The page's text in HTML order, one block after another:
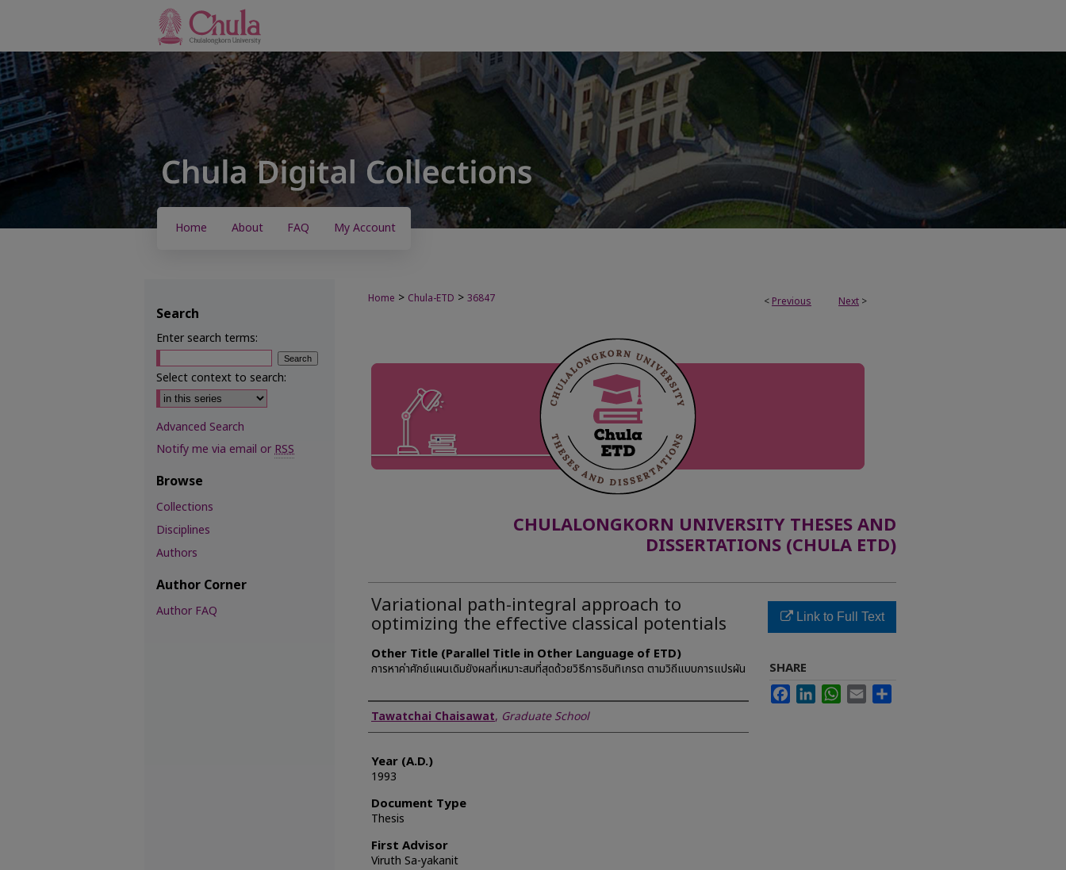
Home About FAQ My Account
< Previous Next >
Home > Chula-ETD > 36847
CHULALONGKORN UNIVERSITY THESES AND
DISSERTATIONS (CHULA ETD)
Variational path-integral approach to
optimizing the effective classical potentials
Other Title (Parallel Title in Other Language of ETD)
การหาค่าศักย์แผนเดิมยังผลที่เหมาะสมที่สุดด้วยวิธีการอินทิเกรต ตามวิถีแบบการแปรผัน
Author
Tawatchai Chaisawat, Graduate School
Year (A.D.)
1993
Document Type
Thesis
First Advisor
Viruth Sa-yakanit
Link to Full Text
SHARE
FacebookLinkedInWhatsApp
Email
Search
Enter search terms:
Select context to search:
Advanced Search
Notify me via email orRSS
Browse
Collections
Disciplines
Authors
Author Corner
Author FAQ